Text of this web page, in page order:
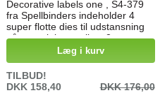
Decorative labels one , S4-379
fra Spellbinders indeholder 4
super flotte dies til udstansning
på materialer op til ca 2 mm
Læg i kurv
TILBUD!
DKK 158,40
DKK 176,00